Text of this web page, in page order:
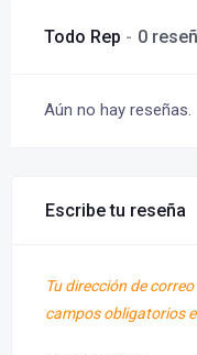
Todo Rep 0
Aún no hay reseñas.
Escribe tu reseña
Tu dirección de
campos obligatorios